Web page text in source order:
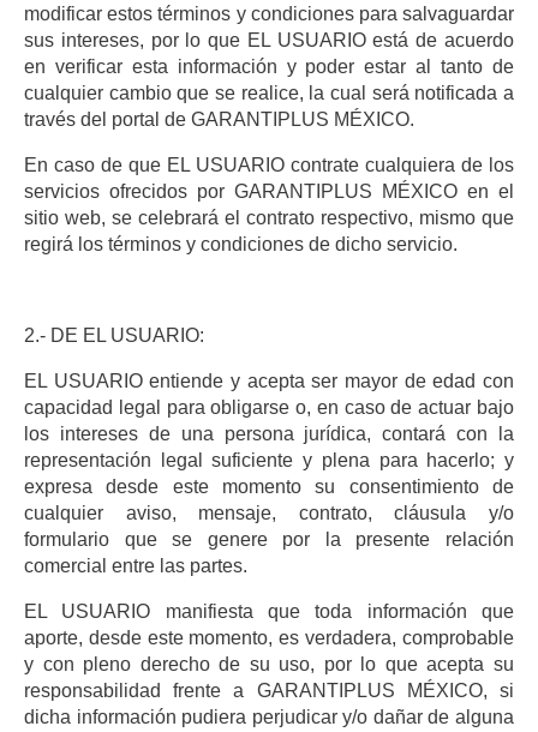
modificar estos términos y condiciones para salvaguardar
sus intereses, por lo que EL USUARIO está de acuerdo
en verificar esta información y poder estar al tanto de
cualquier cambio que se realice, la cual será notificada a
través del portal de GARANTIPLUS MÉXICO.
En caso de que EL USUARIO contrate cualquiera de los
servicios ofrecidos por GARANTIPLUS MÉXICO en el
sitio web, se celebrará el contrato respectivo, mismo que
regirá los términos y condiciones de dicho servicio.
2.- DE EL USUARIO:
EL USUARIO entiende y acepta ser mayor de edad con
capacidad legal para obligarse o, en caso de actuar bajo
los intereses de una persona jurídica, contará con la
representación legal suficiente y plena para hacerlo; y
expresa desde este momento su consentimiento de
cualquier aviso, mensaje, contrato, cláusula y/o
formulario que se genere por la presente relación
comercial entre las partes.
EL USUARIO manifiesta que toda información que
aporte, desde este momento, es verdadera, comprobable
y con pleno derecho de su uso, por lo que acepta su
responsabilidad frente a GARANTIPLUS MÉXICO, si
dicha información pudiera perjudicar y/o dañar de alguna